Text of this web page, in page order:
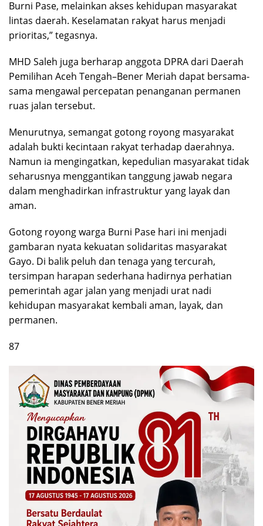
Burni Pase, melainkan akses kehidupan masyarakat
lintas daerah. Keselamatan rakyat harus menjadi
prioritas,” tegasnya.
MHD Saleh juga berharap anggota DPRA dari Daerah
Pemilihan Aceh Tengah–Bener Meriah dapat bersama-
sama mengawal percepatan penanganan permanen
ruas jalan tersebut.
Menurutnya, semangat gotong royong masyarakat
adalah bukti kecintaan rakyat terhadap daerahnya.
Namun ia mengingatkan, kepedulian masyarakat tidak
seharusnya menggantikan tanggung jawab negara
dalam menghadirkan infrastruktur yang layak dan
aman.
Gotong royong warga Burni Pase hari ini menjadi
gambaran nyata kekuatan solidaritas masyarakat
Gayo. Di balik peluh dan tenaga yang tercurah,
tersimpan harapan sederhana hadirnya perhatian
pemerintah agar jalan yang menjadi urat nadi
kehidupan masyarakat kembali aman, layak, dan
permanen.
87